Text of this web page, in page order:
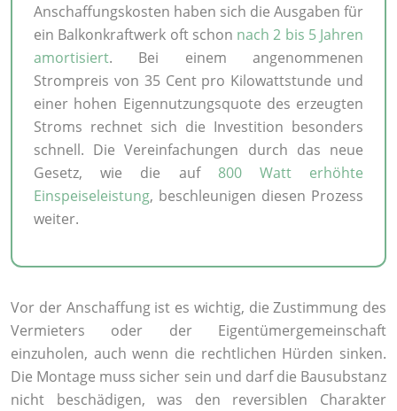
Anschaffungskosten haben sich die Ausgaben für
ein Balkonkraftwerk oft schon nach 2 bis 5 Jahren
amortisiert. Bei einem angenommenen
Strompreis von 35 Cent pro Kilowattstunde und
einer hohen Eigennutzungsquote des erzeugten
Stroms rechnet sich die Investition besonders
schnell. Die Vereinfachungen durch das neue
Gesetz, wie die auf 800 Watt erhöhte
Einspeiseleistung, beschleunigen diesen Prozess
weiter.
Vor der Anschaffung ist es wichtig, die Zustimmung des
Vermieters oder der Eigentümergemeinschaft
einzuholen, auch wenn die rechtlichen Hürden sinken.
Die Montage muss sicher sein und darf die Bausubstanz
nicht beschädigen, was den reversiblen Charakter